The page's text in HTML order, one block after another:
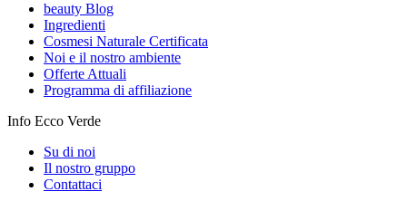
beauty Blog
Ingredienti
Cosmesi Naturale Certificata
Noi e il nostro ambiente
Offerte Attuali
Programma di affiliazione
Info Ecco Verde
Su di noi
Il nostro gruppo
Contattaci